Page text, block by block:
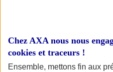
Chez AXA nous nous
cookies et traceurs !
Ensemble, mettons fin aux